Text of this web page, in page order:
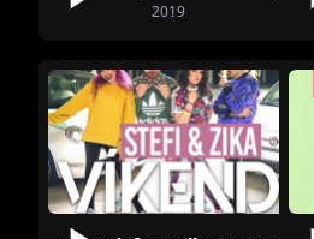
2019